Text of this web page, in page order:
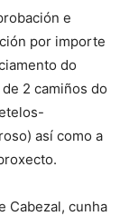
e
por importe
do
2 camiños do
así como a
Cabezal, cunha